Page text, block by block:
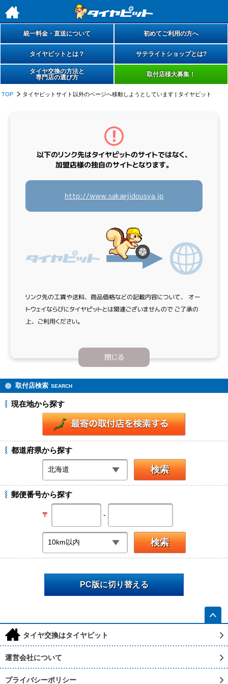
h
統一料金・直送について 初めてご利用の方へ
タイヤピットとは？ サテライトショップとは?
タイヤ交換の方法と
専門店の選び方
取付店様大募集！
TOP タイヤピットサイト以外のページへ移動しようとしています | タイヤピット
以下のリンク先はタイヤピットのサイトではなく、
加盟店様の独自のサイトとなります。
http://www.sakaejidousya.jp
リンク先の工賃や送料、商品価格などの記載内容について、
オー
トウェイならびにタイヤピットとは関連ございませんので ご了承の
上、ご利用ください。
閉じる
取付店検索 SEARCH
現在地から探す
都道府県から探す
郵便番号から探す
〒 -
PC版に切り替える
h タイヤ交換はタイヤピット
運営会社について
プライバシーポリシー